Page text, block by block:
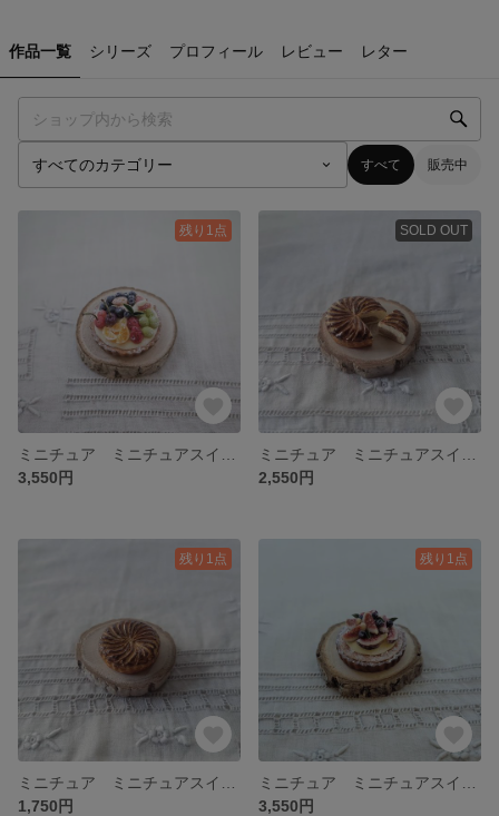
作品一覧 シリーズ プロフィール レビュー レター
すべて 販売中
残り1点
3,550円
SOLD OUT
2,550円
残り1点
1,750円
残り1点
3,550円